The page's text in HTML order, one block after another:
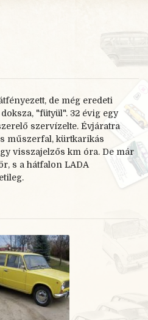
de még eredeti
"fütyül". 32 évig egy
szervízelte. Évjáratra
műszerfal, kürtkarikás
visszajelzős km óra. De már
s a hátfalon LADA